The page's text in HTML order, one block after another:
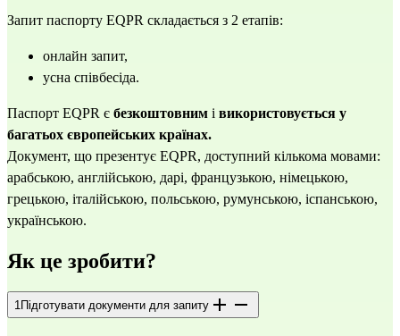
Запит паспорту EQPR складається з 2 етапів:
онлайн запит,
усна співбесіда.
Паспорт EQPR є безкоштовним і використовується у
багатьох європейських країнах.
Документ, що презентує EQPR, доступний кількома мовами:
арабською, англійською, дарі, французькою, німецькою,
грецькою, італійською, польською, румунською, іспанською,
українською.
Як це зробити?
1Підготувати документи для запиту